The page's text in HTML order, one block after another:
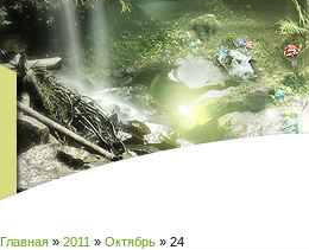
Главная » 2011 » Октябрь » 24